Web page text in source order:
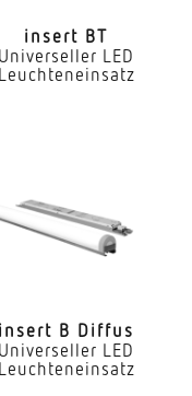
insert BT
Universeller LED
Leuchteneinsatz
insert B Diffus
Universeller LED
Leuchteneinsatz